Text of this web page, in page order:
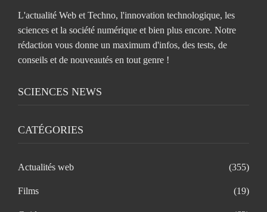
L'actualité Web et Techno, l'innovation technologique, les
sciences et la société numérique et bien plus encore. Notre
rédaction vous donne un maximum d'infos, des tests, de
conseils et de nouveautés en tout genre !
SCIENCES NEWS
CATÉGORIES
Actualités web (355)
Films (19)